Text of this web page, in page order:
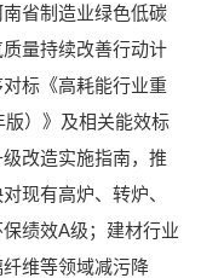
省制造业绿色低碳
量持续改善行动计
标《高耗能行业重
版）》及相关能效标
改造实施指南，推
现有高炉、转炉、
绩效A级；建材行业
维等领域减污降